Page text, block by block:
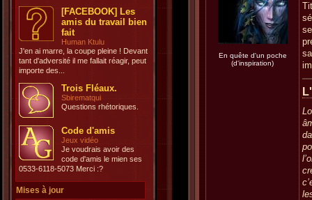
[FACEBOOK] Les
amis du travail bien
fait
Human Ktulu
J'en ai marre, la coupe pleine ! Devant
tant d'adversité il me fallait réagir, peut
importe des...
Trois Fléaux.
Sbirematqui
Questions rhétoriques.
Code d'amis
Jeux vidéo
Je voudrais avoir des
code d'amis le mien ses
0533-6118-5073 Merci :?
Mises à jour
En quête d'un poche
(d'inspiration)